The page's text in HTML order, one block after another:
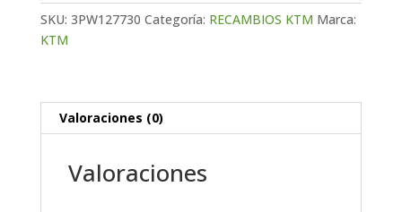
SKU: 3PW127730 Categoría: RECAMBIOS KTM Marca:
KTM
Valoraciones (0)
Valoraciones